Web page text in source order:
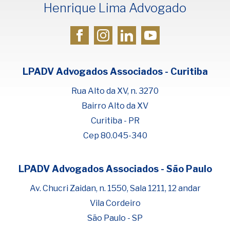
Fale com Henrique Lima
Cadastre-se para começar uma
conversa no WhatsApp
Henrique Lima Advogado
LPADV Advogados Associados - Curitiba
Rua Alto da XV, n. 3270
Bairro Alto da XV
Curitiba - PR
Cep 80.045-340
LPADV Advogados Associados - São Paulo
Av. Chucri Zaidan, n. 1550, Sala 1211, 12 andar
Vila Cordeiro
São Paulo - SP